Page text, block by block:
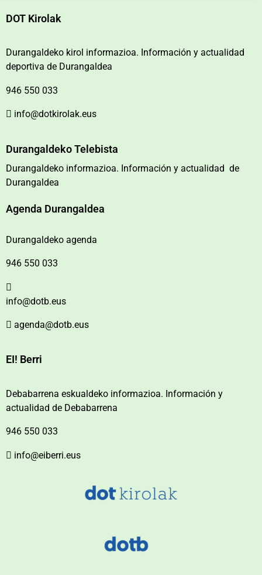
DOT Kirolak
Durangaldeko kirol informazioa. Información y actualidad
deportiva de Durangaldea
946 550 033
info@dotkirolak.eus
Durangaldeko Telebista
Durangaldeko informazioa. Información y actualidad de
Durangaldea
Agenda Durangaldea
Durangaldeko agenda
946 550 033
info@dotb.eus
agenda@dotb.eus
EI! Berri
Debabarrena eskualdeko informazioa. Información y
actualidad de Debabarrena
946 550 033
info@eiberri.eus